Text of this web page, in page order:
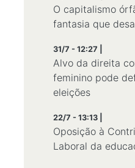
O capitalismo
fantasia que
31/7 - 12:27 |
Alvo da direita
feminino pode
eleições
22/7 - 13:13 |
Oposição à
Laboral da